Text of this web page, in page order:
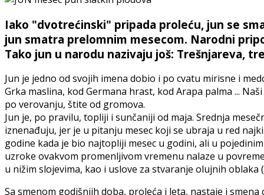
Iako "dvotrećinski" pripada proleću, jun se
jun smatra prelomnim mesecom. Narodni
Tako jun u narodu nazivaju još: Trešnjareva,
Jun je jedno od svojih imena dobio i po cvatu mirisne i
Grka maslina, kod Germana hrast, kod Arapa palma ...
po verovanju, štite od gromova.
Jun je, po pravilu, topliji i sunčaniji od maja. Srednja
iznenađuju, jer je u pitanju mesec koji se ubraja u red
godine kada je bio najtopliji mesec u godini, ali u
uzroke ovakvom promenljivom vremenu nalaze u
u nižim slojevima, kao i uslove za stvaranje olujnih
Sa smenom godišnjih doba, proleća i leta, nastaje i